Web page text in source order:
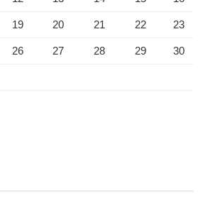
19 20 21 22 23
26 27 28 29 30